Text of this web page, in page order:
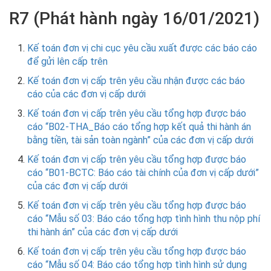
R7 (Phát hành ngày 16/01/2021)
Kế toán đơn vị chi cục yêu cầu xuất được các báo cáo
để gửi lên cấp trên
Kế toán đơn vị cấp trên yêu cầu nhận được các báo
cáo của các đơn vị cấp dưới
Kế toán đơn vị cấp trên yêu cầu tổng hợp được báo
cáo “B02-THA_Báo cáo tổng hợp kết quả thi hành án
bằng tiền, tài sản toàn ngành” của các đơn vị cấp dưới
Kế toán đơn vị cấp trên yêu cầu tổng hợp được báo
cáo “B01-BCTC: Báo cáo tài chính của đơn vị cấp dưới”
của các đơn vị cấp dưới
Kế toán đơn vị cấp trên yêu cầu tổng hợp được báo
cáo “Mẫu số 03: Báo cáo tổng hợp tình hình thu nộp phí
thi hành án” của các đơn vị cấp dưới
Kế toán đơn vị cấp trên yêu cầu tổng hợp được báo
cáo “Mẫu số 04: Báo cáo tổng hợp tình hình sử dụng